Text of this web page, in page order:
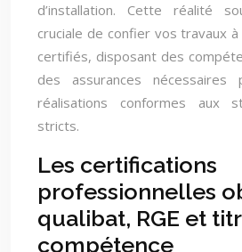
d’installation. Cette réalité
cruciale de confier vos travaux
certifiés, disposant des
des assurances
réalisations conformes aux
stricts.
Les certifications
professionnelles
qualibat, RGE et
compétence